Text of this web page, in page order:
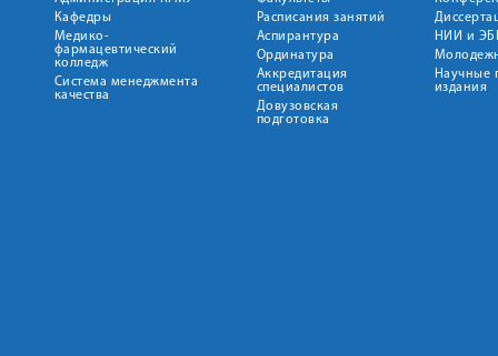
Кафедры
Медико-
фармацевтический
колледж
Система менеджмента
качества
Расписания занятий
Аспирантура
Ординатура
Аккредитация
специалистов
Довузовская
подготовка
НИИ и
Научные
издания